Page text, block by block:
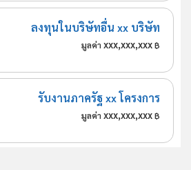
ลงทุนในบริษัทอื่น xx บริษัท
มูลค่า xxx,xxx,xxx ฿
รับงานภาครัฐ xx โครงการ
มูลค่า xxx,xxx,xxx ฿